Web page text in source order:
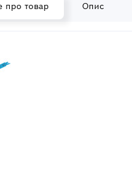
про товар Опис